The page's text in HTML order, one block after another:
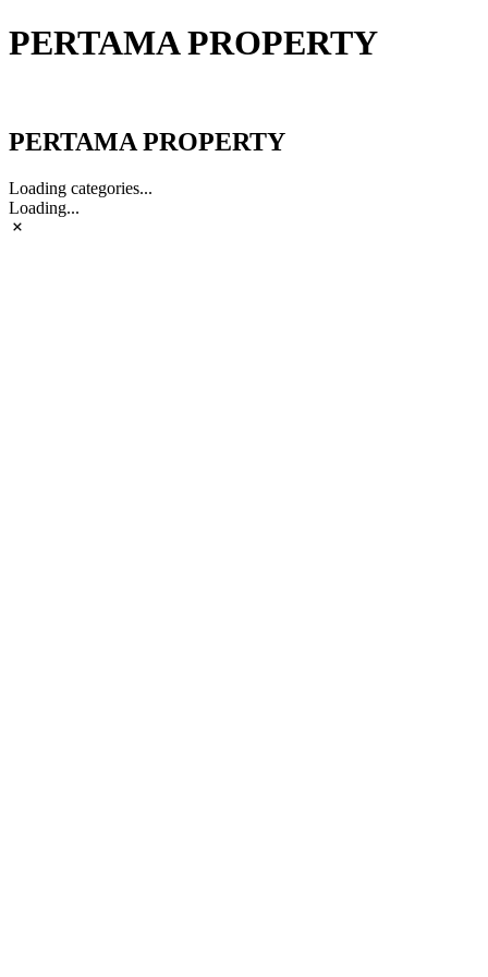
PERTAMA PROPERTY
PERTAMA PROPERTY
Loading categories...
Loading...